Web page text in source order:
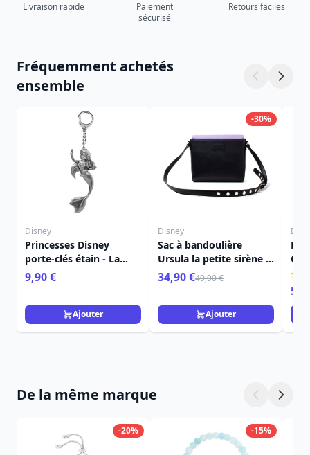
Livraison rapide
Paiement
sécurisé
Retours faciles
Fréquemment achetés
ensemble
Disney
Princesses Disney
porte-clés étain - La
Petite Sirène
9,90 €
Ajouter
-30%
Disney
Sac à bandoulière
Ursula la petite sirène -
Disney
34,90 €49,90 €
Ajouter
De la même marque
-20% -15%